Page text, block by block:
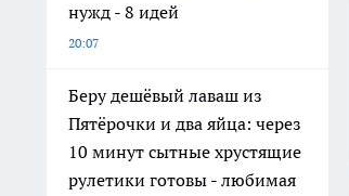
нужд - 8 идей
20:07
Беру дешёвый лаваш из
Пятёрочки и два яйца: через
10 минут сытные хрустящие
рулетики готовы - любимая